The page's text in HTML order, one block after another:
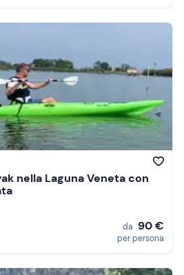
nella Laguna Veneta con
da 90 €
per persona